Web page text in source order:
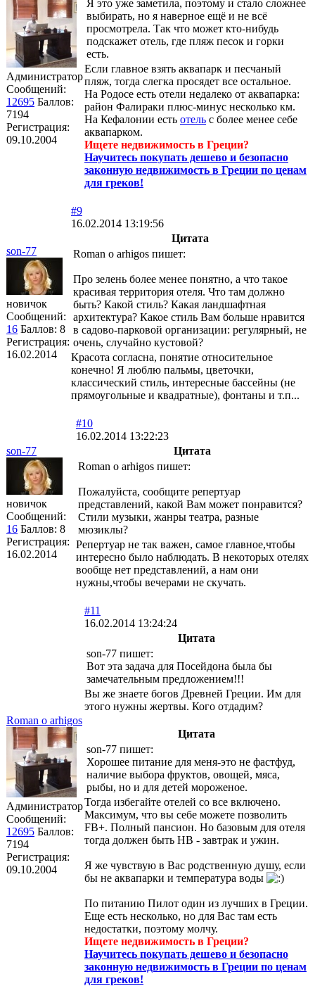
Администратор
Сообщений:
12695 Баллов:
7194
Регистрация:
09.10.2004
Я это уже заметила, поэтому и стало сложнее
выбирать, но я наверное ещё и не всё
просмотрела. Так что может кто-нибудь
подскажет отель, где пляж песок и горки
есть.
Если главное взять аквапарк и песчаный
пляж, тогда слегка просядет все остальное.
На Родосе есть отели недалеко от аквапарка:
район Фалираки плюс-минус несколько км.
На Кефалонии есть отель с более менее себе
аквапарком.
Ищете недвижимость в Греции?
Научитесь покупать дешево и безопасно
законную недвижимость в Греции по ценам
для греков!
son-77
новичок
Сообщений:
16 Баллов: 8
Регистрация:
16.02.2014
#9
16.02.2014 13:19:56
Цитата
Roman o arhigos пишет:
Про зелень более менее понятно, а что такое
красивая территория отеля. Что там должно
быть? Какой стиль? Какая ландшафтная
архитектура? Какое стиль Вам больше нравится
в садово-парковой организации: регулярный, не
очень, случайно кустовой?
Красота согласна, понятие относительное
конечно! Я люблю пальмы, цветочки,
классический стиль, интересные бассейны (не
прямоугольные и квадратные), фонтаны и т.п...
son-77
новичок
Сообщений:
16 Баллов: 8
Регистрация:
16.02.2014
#10
16.02.2014 13:22:23
Цитата
Roman o arhigos пишет:
Пожалуйста, сообщите репертуар
представлений, какой Вам может понравится?
Стили музыки, жанры театра, разные
мюзиклы?
Репертуар не так важен, самое главное,чтобы
интересно было наблюдать. В некоторых отелях
вообще нет представлений, а нам они
нужны,чтобы вечерами не скучать.
Roman o arhigos
Администратор
Сообщений:
12695 Баллов:
7194
Регистрация:
09.10.2004
#11
16.02.2014 13:24:24
Цитата
son-77 пишет:
Вот эта задача для Посейдона была бы
замечательным предложением!!!
Вы же знаете богов Древней Греции. Им для
этого нужны жертвы. Кого отдадим?
Цитата
son-77 пишет:
Хорошее питание для меня-это не фастфуд,
наличие выбора фруктов, овощей, мяса,
рыбы, но и для детей мороженое.
Тогда избегайте отелей со все включено.
Максимум, что вы себе можете позволить
FB+. Полный пансион. Но базовым для отеля
тогда должен быть HB - завтрак и ужин.
Я же чувствую в Вас родственную душу, если
бы не аквапарки и температура воды
По питанию Пилот один из лучших в Греции.
Еще есть несколько, но для Вас там есть
недостатки, поэтому молчу.
Ищете недвижимость в Греции?
Научитесь покупать дешево и безопасно
законную недвижимость в Греции по ценам
для греков!